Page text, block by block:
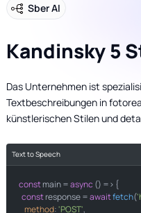
Sber AI
Kandinsky 5
Das Unternehmen ist
Textbeschreibungen in
künstlerischen Stilen und
Text to Speech
const main = async () => {
const response = awaitfetch(
method: 'POST',
import requests